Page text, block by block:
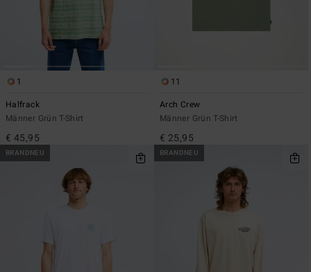
1
Halfrack
Männer Grün T-Shirt
€ 45,95
11
Arch Crew
Männer Grün T-Shirt
€ 25,95
BRANDNEU BRANDNEU